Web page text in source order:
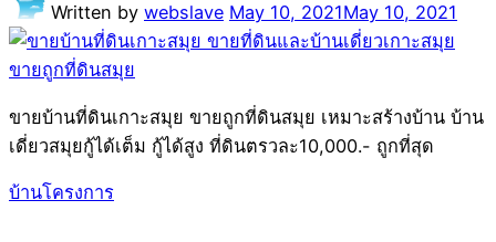
Written by webslave May 10, 2021May 10, 2021
ขายบ้านที่ดินเกาะสมุย ขายถูกที่ดินสมุย เหมาะสร้างบ้าน บ้าน
เดี่ยวสมุยกู้ได้เต็ม กู้ได้สูง ที่ดินตรวละ10,000.- ถูกที่สุด
บ้านโครงการ